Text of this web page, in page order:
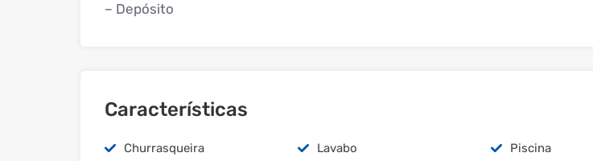
– Depósito
Características
Churrasqueira Lavabo Piscina